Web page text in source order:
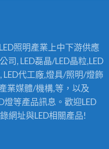
照明產業上中下游供應
司, LED磊晶/LED晶粒,LED
LED代工廠,燈具/照明/燈飾
業媒體/機構,等，以及
燈等產品訊息。歡迎LED
網址與LED相關產品!